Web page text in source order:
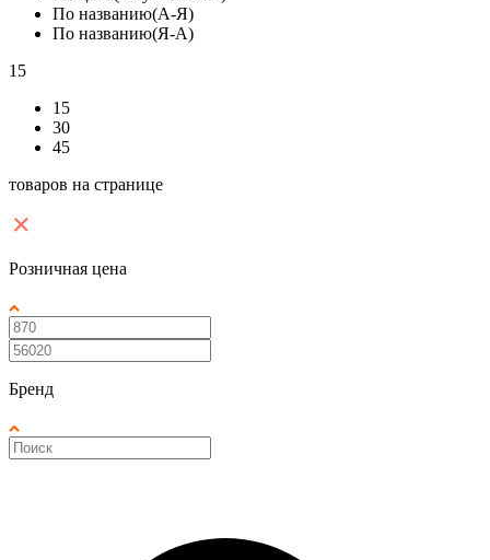
По названию(А-Я)
По названию(Я-А)
15
15
30
45
товаров на странице
Розничная цена
Бренд